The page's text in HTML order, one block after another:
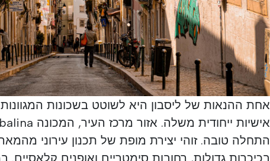
אחת ההנאות של ליסבון היא לשוטט בשכונות